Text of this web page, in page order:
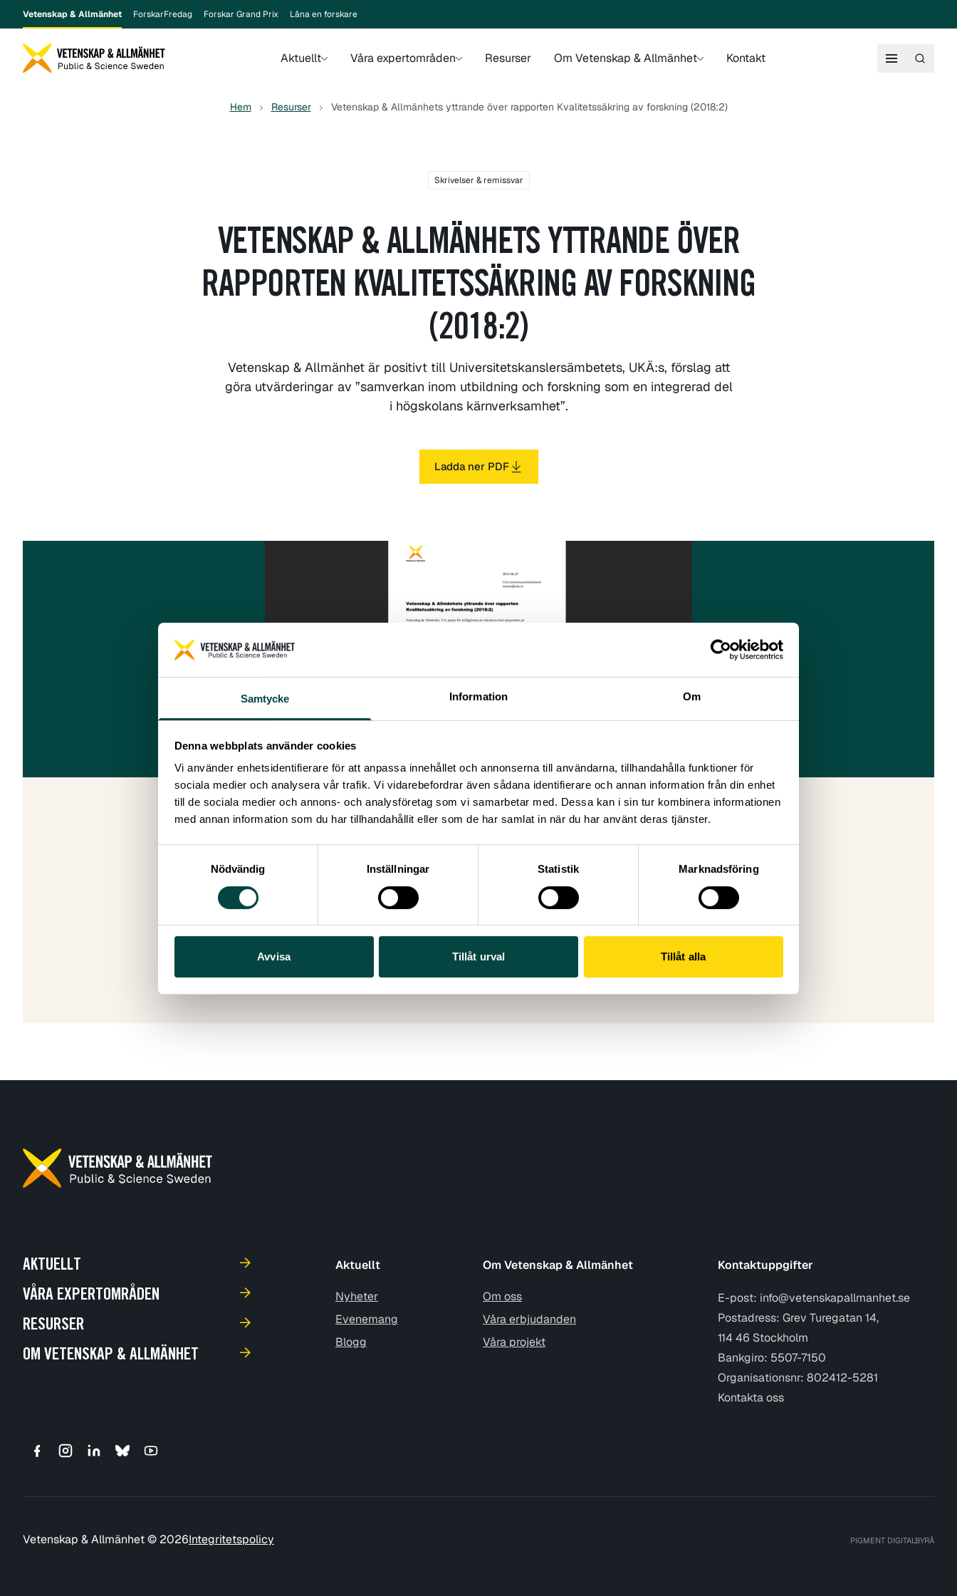
Samtycke Information Om
Denna webbplats använder cookies
Vi använder enhetsidentifierare för att anpassa innehållet och annonserna till användarna, tillhandahålla funktioner för
sociala medier och analysera vår trafik. Vi vidarebefordrar även sådana identifierare och annan information från din enhet
till de sociala medier och annons- och analysföretag som vi samarbetar med. Dessa kan i sin tur kombinera informationen
med annan information som du har tillhandahållit eller som de har samlat in när du har använt deras tjänster.
Nödvändig
Inställningar Statistik Marknadsföring
Avvisa Tillåt urval Tillåt alla
Vetenskap & Allmänhet ForskarFredag Forskar Grand Prix Låna en forskare
Aktuellt Våra expertområden Resurser Om Vetenskap & Allmänhet Kontakt
Hem Resurser Vetenskap & Allmänhets yttrande över rapporten Kvalitetssäkring av forskning (2018:2)
Skrivelser & remissvar
VETENSKAP & ALLMÄNHETS YTTRANDE ÖVER
RAPPORTEN KVALITETSSÄKRING AV FORSKNING
(2018:2)
Vetenskap & Allmänhet är positivt till Universitetskanslersämbetets, UKÄ:s, förslag att
göra utvärderingar av ”samverkan inom utbildning och forskning som en integrerad del
i högskolans kärnverksamhet”.
Ladda ner PDF
I sitt remissvar på UKÄ:s rapportKvalitetssäkring av forskning – rapportering av
ett regeringsuppdragpåpekar VA samtidigt att utvecklade resonemang om hur
Senast ändrad: 03 juli 2026
AKTUELLT
VÅRA EXPERTOMRÅDEN
RESURSER
OM VETENSKAP & ALLMÄNHET
Aktuellt
Nyheter
Evenemang
Blogg
Om Vetenskap & Allmänhet
Om oss
Våra erbjudanden
Våra projekt
Kontaktuppgifter
E-post: info@vetenskapallmanhet.se
Postadress: Grev Turegatan 14,
114 46 Stockholm
Bankgiro: 5507-7150
Organisationsnr: 802412-5281
Kontakta oss
Vetenskap & Allmänhet © 2026Integritetspolicy PIGMENT DIGITALBYRÅ